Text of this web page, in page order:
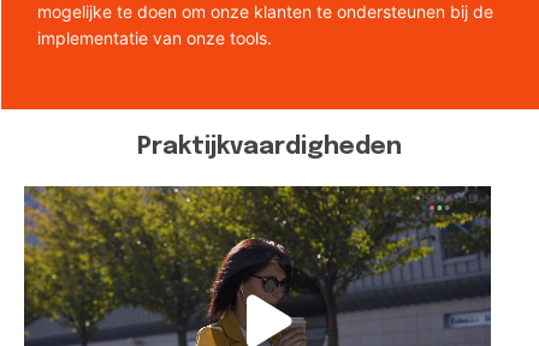
mogelijke te doen om onze klanten te ondersteunen bij de
implementatie van onze tools.
Praktijkvaardigheden